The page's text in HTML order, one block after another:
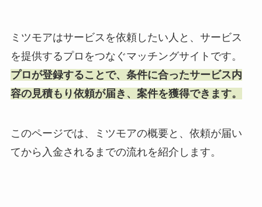
ミツモアはサービスを依頼したい人と、サービス
を提供するプロをつなぐマッチングサイトです。
プロが登録することで、条件に合ったサービス内
容の見積もり依頼が届き、案件を獲得できます。
このページでは、ミツモアの概要と、依頼が届い
てから入金されるまでの流れを紹介します。